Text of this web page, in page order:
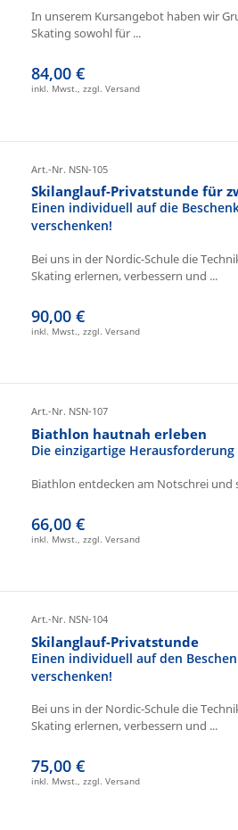
In unserem Kursangebot haben wir
Skating sowohl für ...
84,00 €
inkl. Mwst., zzgl. Versand
Art.-Nr. NSN-105
Skilanglauf-Privatstunde für
Einen individuell auf die
verschenken!
Bei uns in der Nordic-Schule die
Skating erlernen, verbessern und ...
90,00 €
inkl. Mwst., zzgl. Versand
Art.-Nr. NSN-107
Biathlon hautnah erleben
Die einzigartige
Biathlon entdecken am Notschrei und
66,00 €
inkl. Mwst., zzgl. Versand
Art.-Nr. NSN-104
Skilanglauf-Privatstunde
Einen individuell auf den
verschenken!
Bei uns in der Nordic-Schule die
Skating erlernen, verbessern und ...
75,00 €
inkl. Mwst., zzgl. Versand